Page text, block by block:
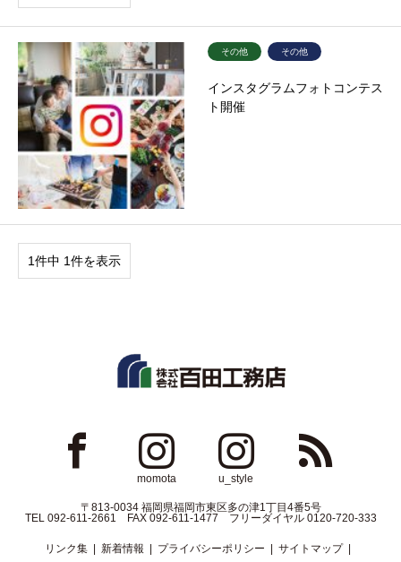
その他 その他
インスタグラムフォトコンテス
ト開催
1件中 1件を表示
Instagram
momota
Instagram
u_style
RSS
〒813-0034 福岡県福岡市東区多の津1丁目4番5号
TEL 092-611-2661 FAX 092-611-1477 フリーダイヤル 0120-720-333
リンク集 新着情報 プライバシーポリシー サイトマップ